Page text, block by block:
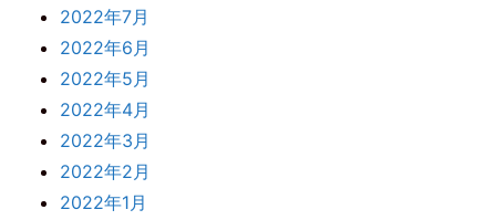
2022年7月
2022年6月
2022年5月
2022年4月
2022年3月
2022年2月
2022年1月